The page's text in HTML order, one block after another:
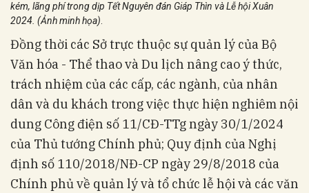
kém, lãng phí trong dịp Tết Nguyên đán Giáp Thìn và Lễ hội Xuân
2024. (Ảnh minh họa).
Đồng thời các Sở trực thuộc sự quản lý của Bộ
Văn hóa - Thể thao và Du lịch nâng cao ý thức,
trách nhiệm của các cấp, các ngành, của nhân
dân và du khách trong việc thực hiện nghiêm nội
dung Công điện số 11/CĐ-TTg ngày 30/1/2024
của Thủ tướng Chính phủ; Quy định của Nghị
định số 110/2018/NĐ-CP ngày 29/8/2018 của
Chính phủ về quản lý và tổ chức lễ hội và các văn